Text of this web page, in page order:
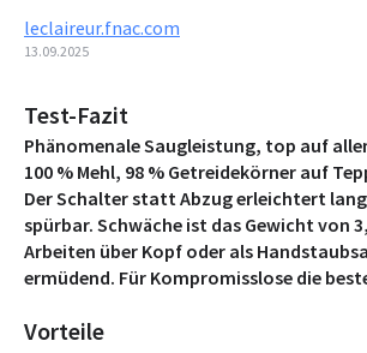
leclaireur.fnac.com
13.09.2025
Test-Fazit
Phänomenale Saugleistung, top auf
100 % Mehl, 98 % Getreidekörner auf
Der Schalter statt Abzug erleichtert
spürbar. Schwäche ist das Gewicht von
Arbeiten über Kopf oder als
ermüdend. Für Kompromisslose die
Vorteile